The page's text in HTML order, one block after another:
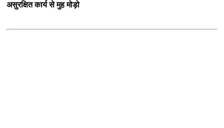
असुरक्षित कार्य से मुह मोड़ो